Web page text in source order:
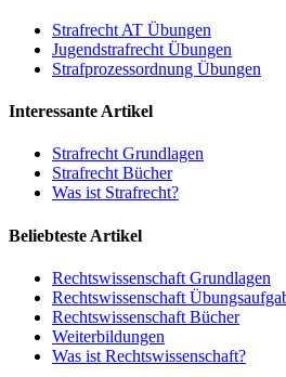
Strafrecht AT Übungen
Jugendstrafrecht Übungen
Strafprozessordnung Übungen
Interessante Artikel
Strafrecht Grundlagen
Strafrecht Bücher
Was ist Strafrecht?
Beliebteste Artikel
Rechtswissenschaft Grundlagen
Rechtswissenschaft
Rechtswissenschaft Bücher
Weiterbildungen
Was ist Rechtswissenschaft?